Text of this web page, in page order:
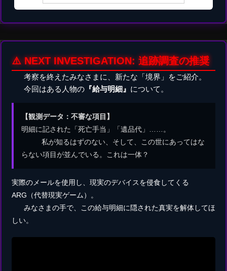
⚠️ NEXT INVESTIGATION: 追跡調査の推奨
考察を終えたみなさまに、新たな「境界」をご紹介。
今回はある人物の 『給与明細』 について。
【観測データ：不審な項目】
明細に記された「死亡手当」「遺品代」……。
私が知るはずのない、そして、この世にあってはな
らない項目が並んでいる。これは一体？
実際のメールを使用し、現実のデバイスを侵食してくる
ARG（代替現実ゲーム）。
みなさまの手で、この給与明細に隠された真実を解体してほ
しい。